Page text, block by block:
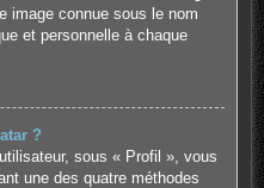
image connue sous le nom
et personnelle à chaque
?
sous « Profil », vous
une des quatre méthodes